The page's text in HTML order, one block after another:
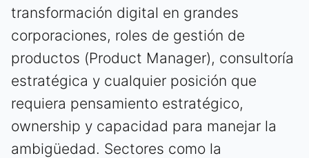
transformación digital en grandes
corporaciones, roles de gestión de
productos (Product Manager), consultoría
estratégica y cualquier posición que
requiera pensamiento estratégico,
ownership y capacidad para manejar la
ambigüedad. Sectores como la